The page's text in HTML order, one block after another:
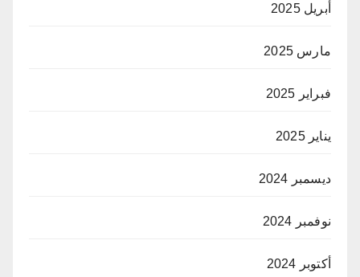
أبريل 2025
مارس 2025
فبراير 2025
يناير 2025
ديسمبر 2024
نوفمبر 2024
أكتوبر 2024